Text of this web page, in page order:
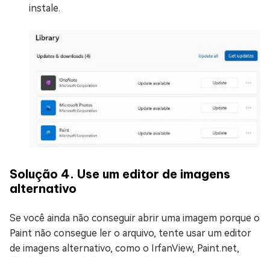
instale.
Solução 4. Use um editor de imagens
alternativo
Se você ainda não conseguir abrir uma imagem porque o
Paint não consegue ler o arquivo, tente usar um editor
de imagens alternativo, como o IrfanView, Paint.net,